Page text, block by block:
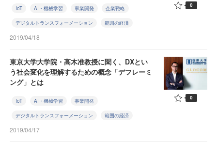
IoT AI・機械学習 事業開発 企業戦略
デジタルトランスフォーメーション 範囲の経済
2019/04/18
0
東京大学大学院・高木准教授に聞く、DXとい
う社会変化を理解するための概念「デフレーミ
ング」とは
IoT AI・機械学習 事業開発
デジタルトランスフォーメーション 範囲の経済
2019/04/17
0